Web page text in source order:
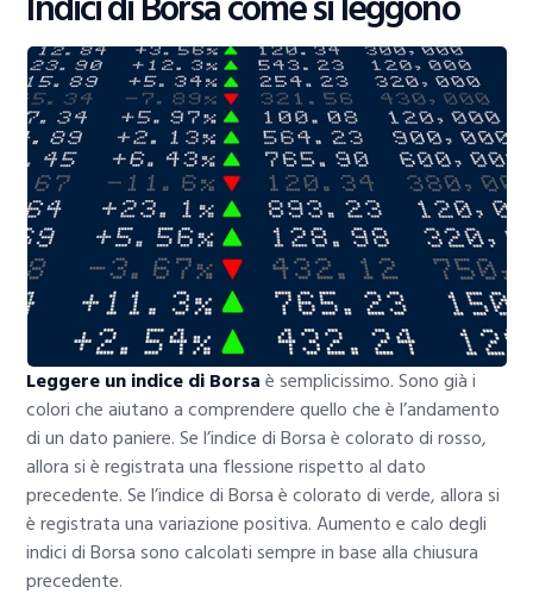
Leggere un indice di Borsaè semplicissimo. Sono già i
colori che aiutano a comprendere quello che è l’andamento
di un dato paniere. Se l’indice di Borsa è colorato di rosso,
allora si è registrata una flessione rispetto al dato
precedente. Se l’indice di Borsa è colorato di verde, allora si
è registrata una variazione positiva. Aumento e calo degli
indici di Borsa sono calcolati sempre in base alla chiusura
precedente.